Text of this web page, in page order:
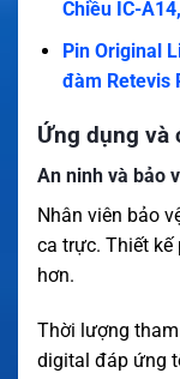
Chiều IC-
Pin Original
đàm Retevis
Ứng dụng và
An ninh và bảo
Nhân viên bảo
ca trực. Thiết
hơn.
Thời lượng
digital đáp ứng